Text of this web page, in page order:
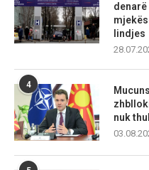
lindjes
4
nuk